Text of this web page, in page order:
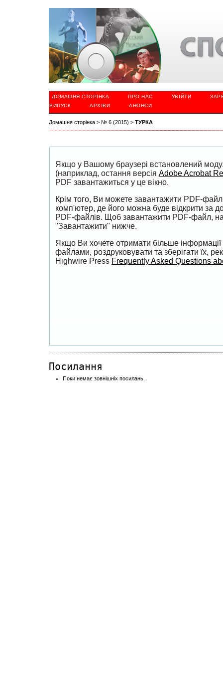
ДОМАШНЯ СТОРІНКА ПРО НАС УВІЙТИ
ВИПУСК
АРХІВИ АНОНСИ
Домашня сторінка > № 6 (2015) > ТУРКА
Якщо у Вашому браузері встановлений
(наприклад, остання версія Adobe Acrobat
PDF завантажиться у це вікно.
Крім того, Ви можете завантажити PDF-
комп'ютер, де його можна буде відкрити за
PDF-файлів. Щоб завантажити PDF-файл,
"Завантажити" нижче.
Якщо Ви хочете отримати більше
файлами, роздруковувати та зберігати їх,
Highwire Press Frequently Asked Questions
Посилання
Поки немає зовнішніх посилань.